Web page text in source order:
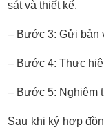
sát và thiết kế.
– Bước 3: Gửi bản
– Bước 4: Thực
– Bước 5: Nghiệm
Sau khi ký hợp